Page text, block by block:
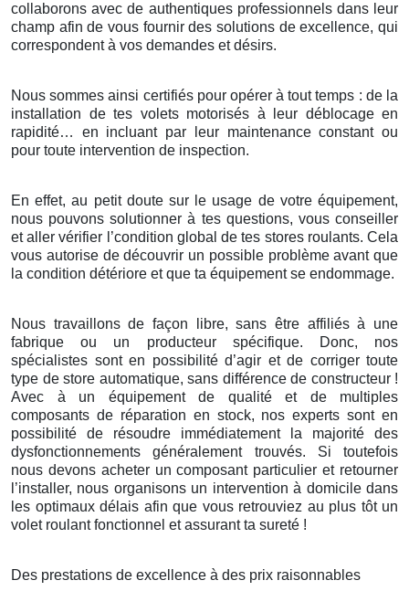
collaborons avec de authentiques professionnels dans leur
champ afin de vous fournir des solutions de excellence, qui
correspondent à vos demandes et désirs.
Nous sommes ainsi certifiés pour opérer à tout temps : de la
installation de tes volets motorisés à leur déblocage en
rapidité… en incluant par leur maintenance constant ou
pour toute intervention de inspection.
En effet, au petit doute sur le usage de votre équipement,
nous pouvons solutionner à tes questions, vous conseiller
et aller vérifier l’condition global de tes stores roulants. Cela
vous autorise de découvrir un possible problème avant que
la condition détériore et que ta équipement se endommage.
Nous travaillons de façon libre, sans être affiliés à une
fabrique ou un producteur spécifique. Donc, nos
spécialistes sont en possibilité d’agir et de corriger toute
type de store automatique, sans différence de constructeur !
Avec à un équipement de qualité et de multiples
composants de réparation en stock, nos experts sont en
possibilité de résoudre immédiatement la majorité des
dysfonctionnements généralement trouvés. Si toutefois
nous devons acheter un composant particulier et retourner
l’installer, nous organisons un intervention à domicile dans
les optimaux délais afin que vous retrouviez au plus tôt un
volet roulant fonctionnel et assurant ta sureté !
Des prestations de excellence à des prix raisonnables